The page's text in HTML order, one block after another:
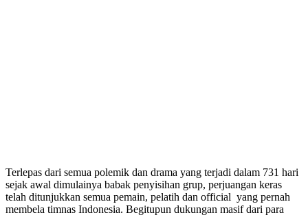
Terlepas dari semua polemik dan drama yang terjadi dalam 731 hari
sejak awal dimulainya babak penyisihan grup, perjuangan keras
telah ditunjukkan semua pemain, pelatih dan official yang pernah
membela timnas Indonesia. Begitupun dukungan masif dari para